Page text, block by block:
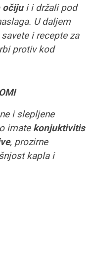
očijui i držali pod
U daljem
i recepte za
protiv kod
i slepljene
imate konjuktivitis
, prozirne
kapla i